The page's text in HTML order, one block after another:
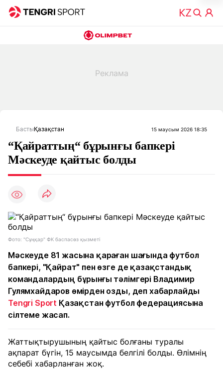
БастыҚазақстан 15 маусым 2026 18:35
“Қайраттың“ бұрынғы бапкері
Мәскеуде қайтыс болды
Фото: "Сұңқар" ФК баспасөз қызметі
Мәскеуде 81 жасына қараған шағында футбол
бапкері, "Қайрат" пен өзге де қазақстандық
командалардың бұрынғы тәлімгері Владимир
Гулямхайдаров өмірден озды, деп хабарлайды
Tengri Sport Қазақстан футбол федерациясына
сілтеме жасап.
Жаттықтырушының қайтыс болғаны туралы
ақпарат бүгін, 15 маусымда белгілі болды. Өлімнің
себебі хабарланған жоқ.